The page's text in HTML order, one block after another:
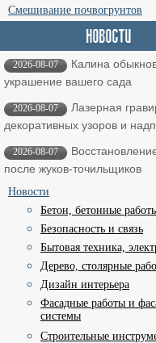
Смешивание почвогрунтов
2026-08-07
Калина
украшение вашего сада
2026-08-07
Лазерная
декоративных узоров и
2026-08-07
после жуков-точильщиков
Новости
Бетон, бетонные
Безопасность и связь
Бытовая техника,
Дерево, столярные
Дизайн интерьера
Фасадные работы и
системы
Строительные